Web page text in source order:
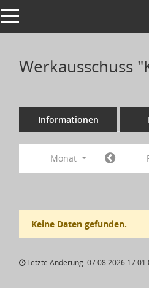
Toggle navigation
Werkausschuss
Informationen
Monat
Keine Daten gefunden.
Letzte Änderung: 07.08.2026